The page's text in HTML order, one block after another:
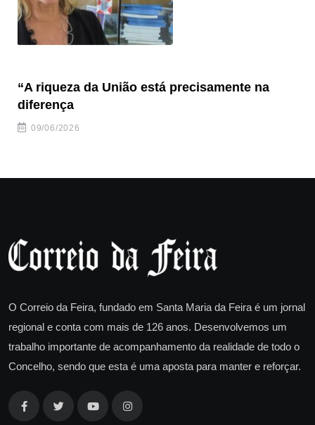
“A riqueza da União está precisamente na
diferença
09/06/2026
O Correio da Feira, fundado em Santa Maria da Feira é um jornal
regional e conta com mais de 126 anos. Desenvolvemos um
trabalho importante de acompanhamento da realidade de todo o
Concelho, sendo que esta é uma aposta para manter e reforçar.